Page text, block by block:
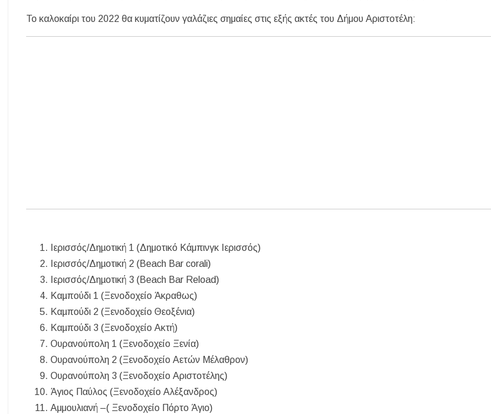
Το καλοκαίρι του 2022 θα κυματίζουν γαλάζιες σημαίες στις εξής ακτές του Δήμου Αριστοτέλη:
Ιερισσός/Δηµοτική 1 (Δημοτικό Κάμπινγκ Ιερισσός)
Ιερισσός/Δηµοτική 2 (Beach Bar corali)
Ιερισσός/Δηµοτική 3 (Beach Bar Reload)
Καµπούδι 1 (Ξενοδοχείο Άκραθως)
Καµπούδι 2 (Ξενοδοχείο Θεοξένια)
Καµπούδι 3 (Ξενοδοχείο Ακτή)
Ουρανούπολη 1 (Ξενοδοχείο Ξενία)
Ουρανούπολη 2 (Ξενοδοχείο Αετών Μέλαθρον)
Ουρανούπολη 3 (Ξενοδοχείο Αριστοτέλης)
Άγιος Παύλος (Ξενοδοχείο Αλέξανδρος)
Αμμουλιανή –( Ξενοδοχείο Πόρτο Άγιο)